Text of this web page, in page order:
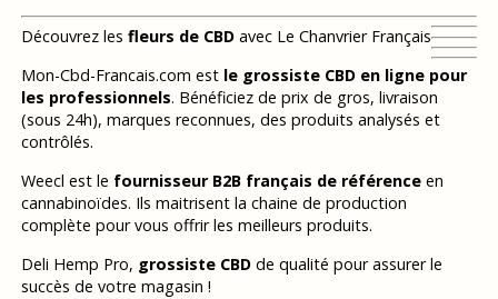
Découvrez les fleurs de CBDavec Le Chanvrier Français
Mon-Cbd-Francais.com est le grossiste CBD en ligne pour
les professionnels. Bénéficiez de prix de gros, livraison
(sous 24h), marques reconnues, des produits analysés et
contrôlés.
Weecl est le fournisseur B2B français de référenceen
cannabinoïdes. Ils maitrisent la chaine de production
complète pour vous offrir les meilleurs produits.
Deli Hemp Pro, grossiste CBDde qualité pour assurer le
succès de votre magasin !